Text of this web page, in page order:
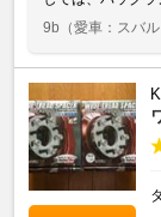
9b （愛車：スバ